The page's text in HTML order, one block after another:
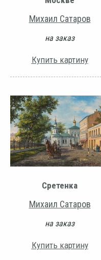
Михаил Сатаров
на заказ
Купить картину
Сретенка
Михаил Сатаров
на заказ
Купить картину